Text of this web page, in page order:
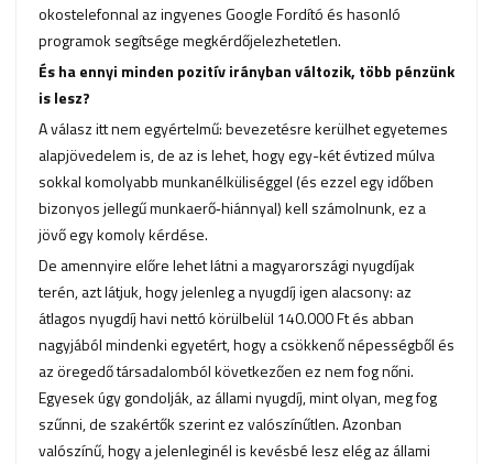
okostelefonnal az ingyenes Google Fordító és hasonló
programok segítsége megkérdőjelezhetetlen.
És ha ennyi minden pozitív irányban változik, több pénzünk
is lesz?
A válasz itt nem egyértelmű: bevezetésre kerülhet egyetemes
alapjövedelem is, de az is lehet, hogy egy-két évtized múlva
sokkal komolyabb munkanélküliséggel (és ezzel egy időben
bizonyos jellegű munkaerő‑hiánnyal) kell számolnunk, ez a
jövő egy komoly kérdése.
De amennyire előre lehet látni a magyarországi nyugdíjak
terén, azt látjuk, hogy jelenleg a nyugdíj igen alacsony: az
átlagos nyugdíj havi nettó körülbelül 140.000 Ft és abban
nagyjából mindenki egyetért, hogy a csökkenő népességből és
az öregedő társadalomból következően ez nem fog nőni.
Egyesek úgy gondolják, az állami nyugdíj, mint olyan, meg fog
szűnni, de szakértők szerint ez valószínűtlen. Azonban
valószínű, hogy a jelenleginél is kevésbé lesz elég az állami